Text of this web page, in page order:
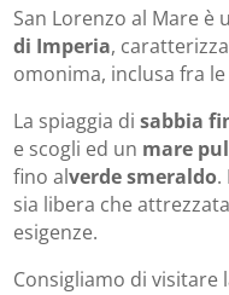
San Lorenzo al Mare è
di Imperia,
omonima, inclusa fra
La spiaggia di sabbia
e scogli ed un mare
fino alverde smeraldo.
sia libera che
esigenze.
Consigliamo di visitare